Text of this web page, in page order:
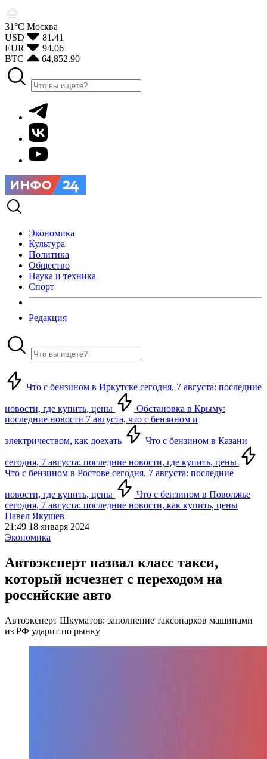
31°С Москва
USD
81.41
EUR
94.06
BTC
64,852.90
Экономика
Культура
Политика
Общество
Наука и техника
Спорт
Редакция
Что с бензином в Иркутске сегодня, 7 августа: последние
новости, где купить, цены
Обстановка в Крыму:
последние новости 7 августа, что с бензином и
электричеством, как доехать Что с бензином в Казани
сегодня, 7 августа: последние новости, где купить, цены
Что с бензином в Ростове сегодня, 7 августа: последние
новости, где купить, цены
Что с бензином в Поволжье
сегодня, 7 августа: последние новости, как купить, цены
Павел Якушев
21:49 18 января 2024
Экономика
Автоэксперт назвал класс такси,
который исчезнет с переходом на
российские авто
Автоэксперт Шкуматов: заполнение таксопарков машинами
из РФ ударит по рынку